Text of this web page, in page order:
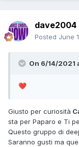
dave2004
Posted June
On 6/14/2021
❤️
Giusto per curiosità
sta per Paparo e Ti
Questo gruppo di
Saranno gusti ma